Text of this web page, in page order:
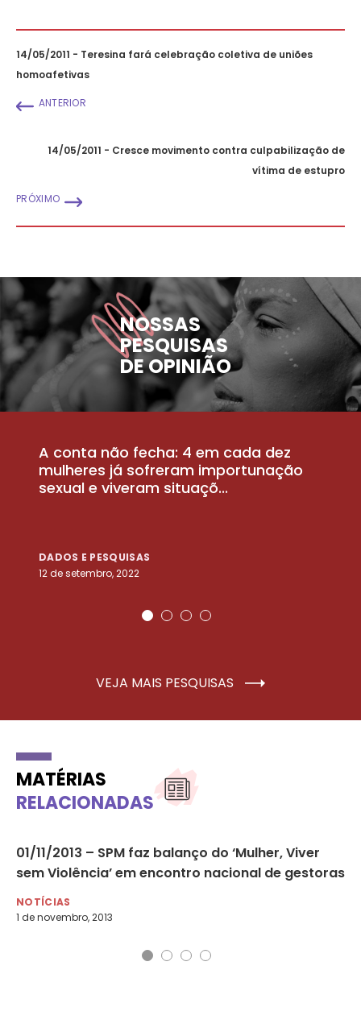
14/05/2011 - Teresina fará celebração coletiva de uniões
homoafetivas
ANTERIOR
14/05/2011 - Cresce movimento contra culpabilização de
vítima de estupro
PRÓXIMO
NOSSAS
PESQUISAS
DE OPINIÃO
A conta não fecha: 4 em cada dez
mulheres já sofreram importunação
sexual e viveram situaçõ...
DADOS E PESQUISAS
12 de setembro, 2022
VEJA MAIS PESQUISAS
MATÉRIAS
RELACIONADAS
01/11/2013 – SPM faz balanço do ‘Mulher, Viver
sem Violência’ em encontro nacional de gestoras
NOTÍCIAS
1 de novembro, 2013